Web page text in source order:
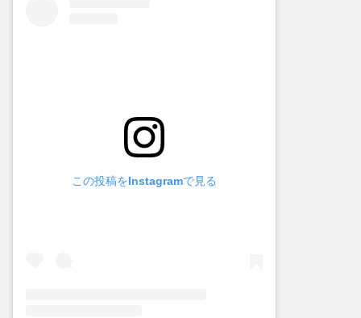
この投稿をInstagramで見る